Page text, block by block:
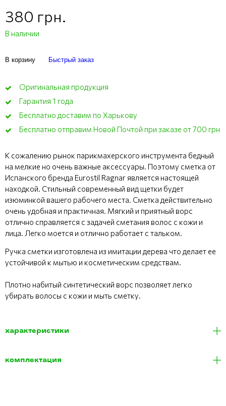
380 грн.
В наличии
В корзину Быстрый заказ
Оригинальная продукция
Гарантия 1 года
Бесплатно доставим по Харькову
Бесплатно отправим Новой Почтой при заказе от 700 грн
К сожалению рынок парикмахерского инструмента бедный
на мелкие но очень важные аксессуары. Поэтому сметка от
Испанского бренда Eurostil Ragnar является настоящей
находкой. Стильный современный вид щетки будет
изюминкой вашего рабочего места. Сметка действительно
очень удобная и практичная. Мягкий и приятный ворс
отлично справляется с задачей сметания волос с кожи и
лица. Легко моется и отлично работает с тальком.
Ручка сметки изготовлена из имитации дерева что делает ее
устойчивой к мытью и косметическим средствам.
Плотно набитый синтетический ворс позволяет легко
убирать волосы с кожи и мыть сметку.
характеристики
комплектация